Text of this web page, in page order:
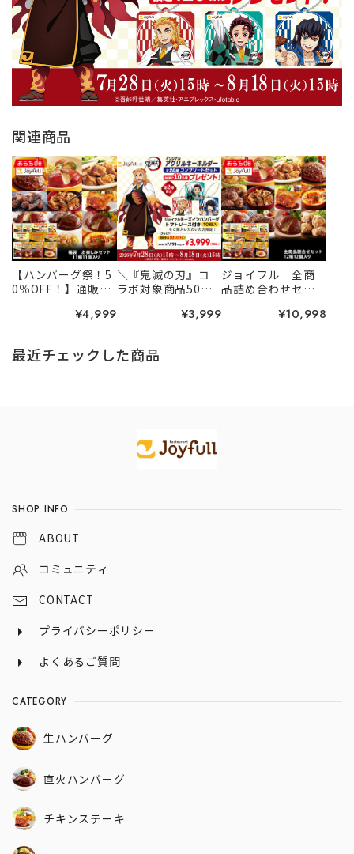
関連商品
【ハンバーグ祭！5
0％OFF！】通販限
お楽しみセット 1
¥4,999
＼『鬼滅の刃』コ
ラボ対象商品50%O
のチーズインハン
ス付き 10個入り
¥3,999
ジョイフル 全商
品詰め合わせセッ
¥10,998
最近チェックした商品
SHOP INFO
ABOUT
コミュニティ
CONTACT
プライバシーポリシー
よくあるご質問
CATEGORY
生ハンバーグ
直火ハンバーグ
チキンステーキ